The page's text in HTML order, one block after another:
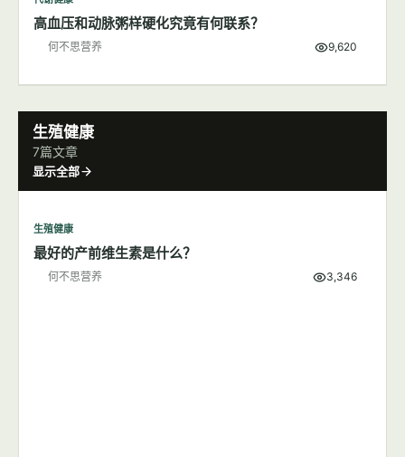
高血压和动脉粥样硬化究竟有何联系？
何不思营养 9,620
生殖健康
7篇文章
显示全部
生殖健康
最好的产前维生素是什么？
何不思营养 3,346